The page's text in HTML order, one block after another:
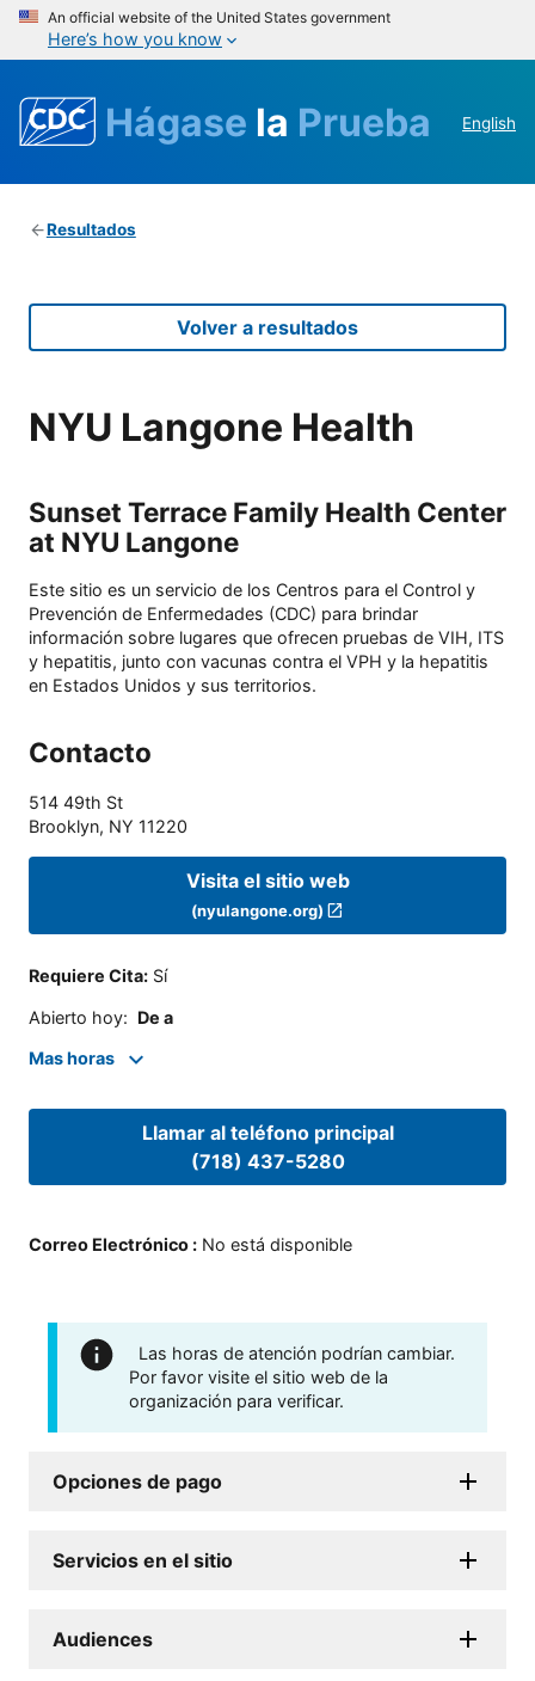
An official website of the United States government
Here’s how you know
Hágase la Prueba English
Resultados
Volver a resultados
NYU Langone Health
Sunset Terrace Family Health Center
at NYU Langone
Este sitio es un servicio de los Centros para el Control y
Prevención de Enfermedades (CDC) para brindar
información sobre lugares que ofrecen pruebas de VIH, ITS
y hepatitis, junto con vacunas contra el VPH y la hepatitis
en Estados Unidos y sus territorios.
Contacto
514 49th St
Brooklyn, NY 11220
Visita el sitio web
(nyulangone.org)
Requiere Cita: Sí
Abierto hoy: De a
Mas horas
Llamar al teléfono principal
(718) 437-5280
Correo Electrónico : No está disponible
Las horas de atención podrían cambiar.
Por favor visite el sitio web de la
organización para verificar.
Opciones de pago
Servicios en el sitio
Audiences